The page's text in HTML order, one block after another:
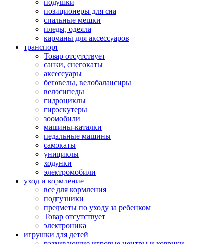
подушки
позиционеры для сна
спальные мешки
пледы, одеяла
карманы для аксеcсуаров
транспорт
Товар отсутствует
санки, снегокаты
аксессуары
беговелы, велобалансиры
велосипеды
гидроциклы
гироскутеры
зоомобили
машины-каталки
педальные машины
самокаты
унициклы
ходунки
электромобили
уход и кормление
все для кормления
подгузники
предметы по уходу за ребенком
Товар отсутствует
электроника
игрушки для детей